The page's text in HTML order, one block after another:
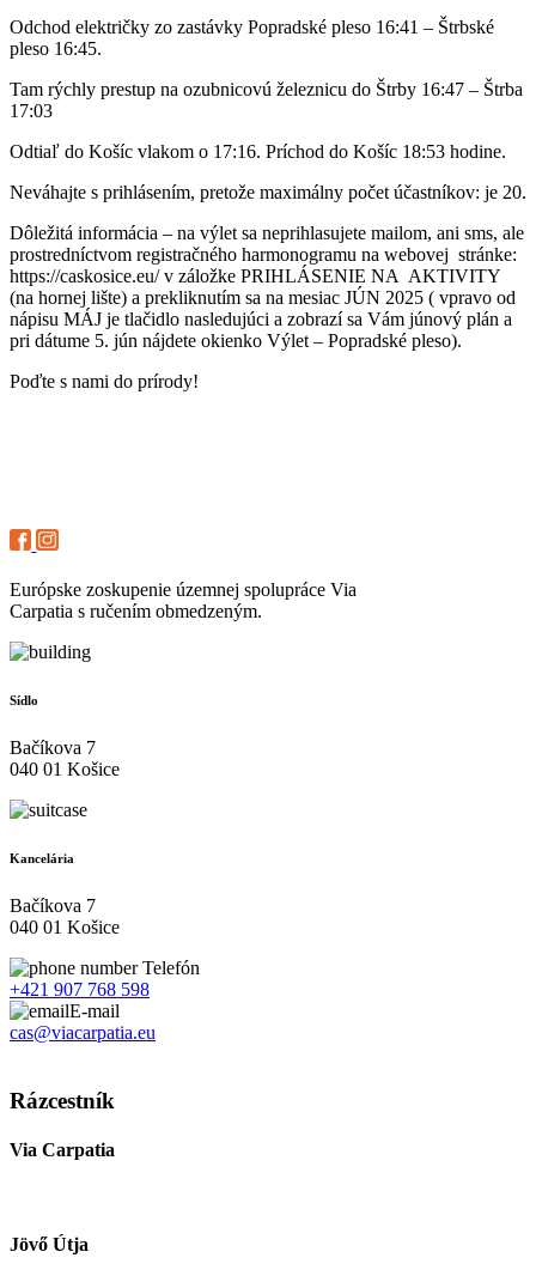
Odchod električky zo zastávky Popradské pleso 16:41 – Štrbské
pleso 16:45.
Tam rýchly prestup na ozubnicovú železnicu do Štrby 16:47 – Štrba
17:03
Odtiaľ do Košíc vlakom o 17:16. Príchod do Košíc 18:53 hodine.
Neváhajte s prihlásením, pretože maximálny počet účastníkov: je 20.
Dôležitá informácia – na výlet sa neprihlasujete mailom, ani sms, ale
prostredníctvom registračného harmonogramu na webovej stránke:
https://caskosice.eu/ v záložke PRIHLÁSENIE NA AKTIVITY
(na hornej lište) a prekliknutím sa na mesiac JÚN 2025 ( vpravo od
nápisu MÁJ je tlačidlo nasledujúci a zobrazí sa Vám júnový plán a
pri dátume 5. jún nájdete okienko Výlet – Popradské pleso).
Poďte s nami do prírody!
Európske zoskupenie územnej spolupráce Via
Carpatia s ručením obmedzeným.
Sídlo
Bačíkova 7
040 01 Košice
Kancelária
Bačíkova 7
040 01 Košice
Telefón
+421 907 768 598
E-mail
cas@viacarpatia.eu
Rázcestník
Via Carpatia
Jövő Útja